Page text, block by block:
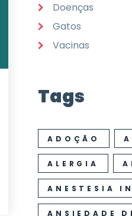
Doenças
Gatos
Vacinas
Tags
ADOÇÃO
ALERGIA
ANESTESIA
ANSIEDADE